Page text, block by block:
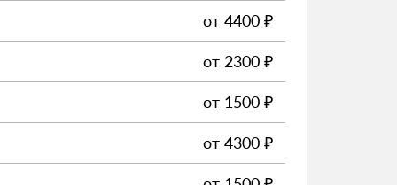
от 4400 ₽
от 2300 ₽
от 1500 ₽
от 4300 ₽